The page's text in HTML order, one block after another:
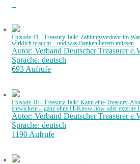
Episode 41 - Treasury Talk! Zahlungsverkehr im
wirklich braucht – und was Banken liefern müssen.
Autor: Verband Deutscher Treasurer
Sprache: deutsch
693 Aufrufe
Episode 40 - Treasury Talk! Kann eine Treasury-
entwickeln – ganz ohne IT-Know-how oder externe
Autor: Verband Deutscher Treasurer
Sprache: deutsch
1190 Aufrufe